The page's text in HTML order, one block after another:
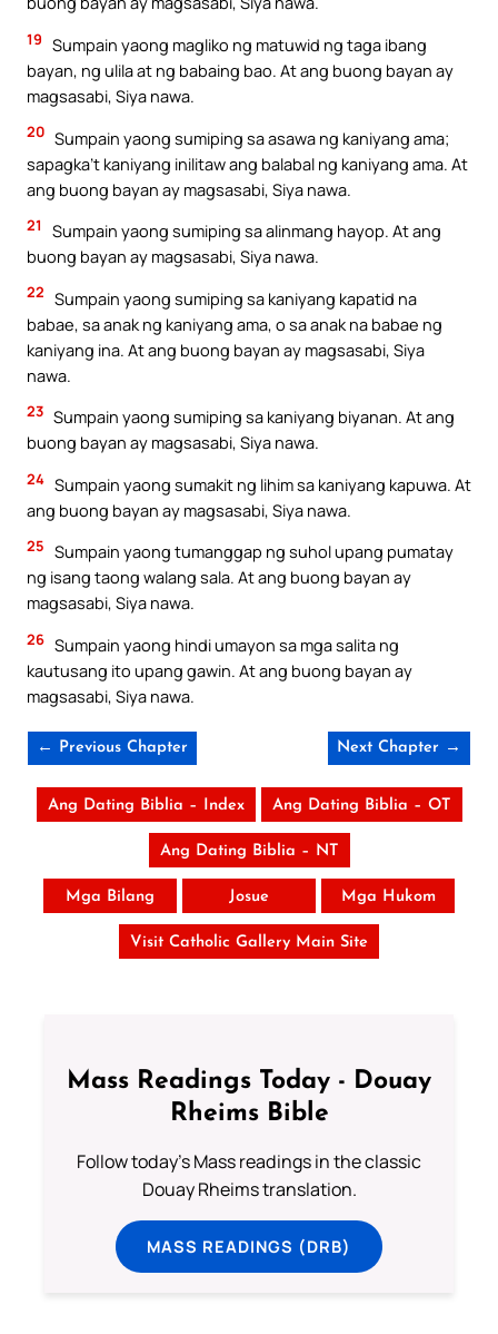
19 Sumpain yaong magliko ng matuwid ng taga ibang
bayan, ng ulila at ng babaing bao. At ang buong bayan ay
magsasabi, Siya nawa.
20 Sumpain yaong sumiping sa asawa ng kaniyang ama;
sapagka’t kaniyang inilitaw ang balabal ng kaniyang ama. At
ang buong bayan ay magsasabi, Siya nawa.
21
Sumpain yaong sumiping sa alinmang hayop. At ang
buong bayan ay magsasabi, Siya nawa.
22 Sumpain yaong sumiping sa kaniyang kapatid na
babae, sa anak ng kaniyang ama, o sa anak na babae ng
kaniyang ina. At ang buong bayan ay magsasabi, Siya
nawa.
23 Sumpain yaong sumiping sa kaniyang biyanan. At ang
buong bayan ay magsasabi, Siya nawa.
24 Sumpain yaong sumakit ng lihim sa kaniyang kapuwa. At
ang buong bayan ay magsasabi, Siya nawa.
25 Sumpain yaong tumanggap ng suhol upang pumatay
ng isang taong walang sala. At ang buong bayan ay
magsasabi, Siya nawa.
26 Sumpain yaong hindi umayon sa mga salita ng
kautusang ito upang gawin. At ang buong bayan ay
magsasabi, Siya nawa.
← Previous Chapter Next Chapter →
Ang Dating Biblia – Index Ang Dating Biblia – OT
Ang Dating Biblia – NT
Mga Bilang Josue Mga Hukom
Visit Catholic Gallery Main Site
Mass Readings Today - Douay
Rheims Bible
Follow today's Mass readings in the classic
Douay Rheims translation.
MASS READINGS (DRB)